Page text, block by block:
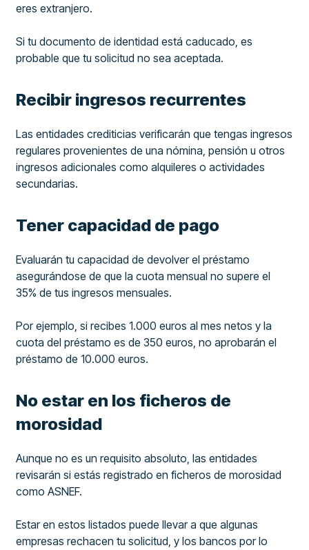
eres extranjero.
Si tu documento de identidad está caducado, es
probable que tu solicitud no sea aceptada.
Recibir ingresos recurrentes
Las entidades crediticias verificarán que tengas ingresos
regulares provenientes de una nómina, pensión u otros
ingresos adicionales como alquileres o actividades
secundarias.
Tener capacidad de pago
Evaluarán tu capacidad de devolver el préstamo
asegurándose de que la cuota mensual no supere el
35% de tus ingresos mensuales.
Por ejemplo, si recibes 1.000 euros al mes netos y la
cuota del préstamo es de 350 euros, no aprobarán el
préstamo de 10.000 euros.
No estar en los ficheros de
morosidad
Aunque no es un requisito absoluto, las entidades
revisarán si estás registrado en ficheros de morosidad
como ASNEF.
Estar en estos listados puede llevar a que algunas
empresas rechacen tu solicitud, y los bancos por lo